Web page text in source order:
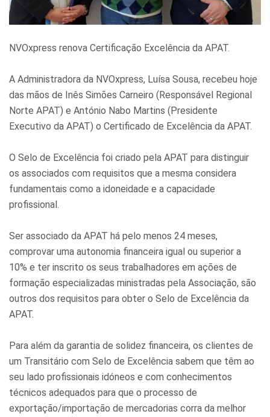
NVOxpress renova Certificação Excelência da APAT.
A Administradora da NVOxpress, Luísa Sousa, recebeu hoje
das mãos de Inês Simões Carneiro (Responsável Regional
Norte APAT) e António Nabo Martins (Presidente
Executivo da APAT) o Certificado de Excelência da APAT.
O Selo de Excelência foi criado pela APAT para distinguir
os associados com requisitos que a mesma considera
fundamentais como a idoneidade e a capacidade
profissional.
Ser associado da APAT há pelo menos 24 meses,
comprovar uma autonomia financeira igual ou superior a
10% e ter inscrito os seus trabalhadores em ações de
formação especializadas ministradas pela Associação, são
outros dos requisitos para obter o Selo de Excelência da
APAT.
Para além da garantia de solidez financeira, os clientes de
um Transitário com Selo de Excelência sabem que têm ao
seu lado profissionais idóneos e com conhecimentos
técnicos adequados para que o processo de
exportação/importação de mercadorias corra da melhor